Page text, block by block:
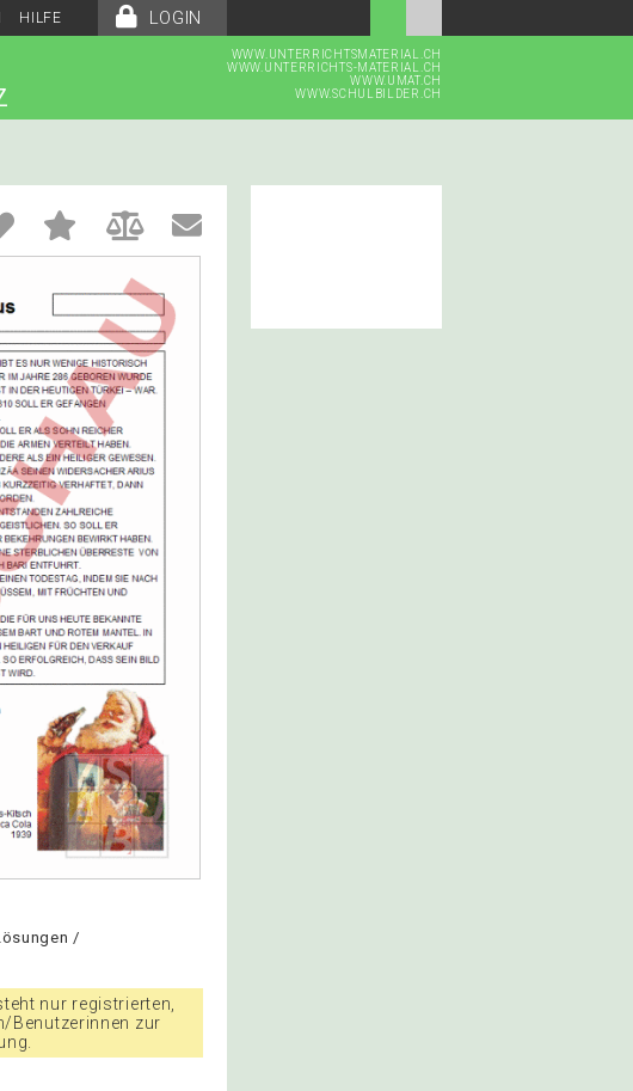
LOGIN
HILFE
WWW.UNTERRICHTSMATERIAL.CH
WWW.UNTERRICHTS-MATERIAL.CH
WWW.UMAT.CH
WWW.SCHULBILDER.CH
/
nur registrierten,
Benutzerinnen zur